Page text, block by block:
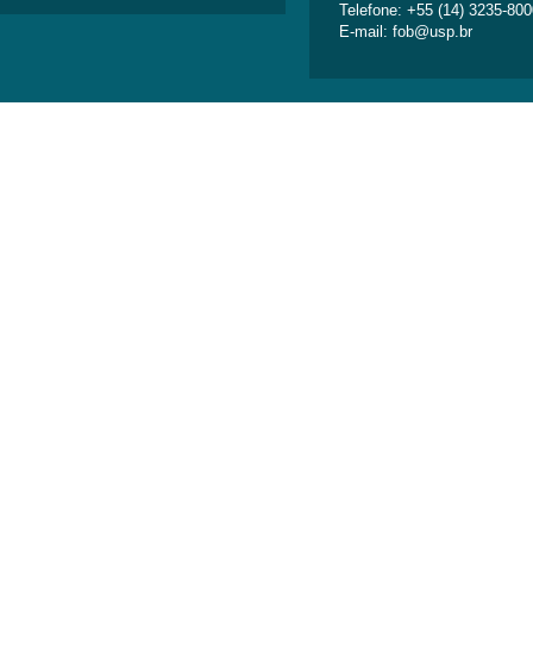
Telefone: +55 (14) 3235-
E-mail: fob@usp.br